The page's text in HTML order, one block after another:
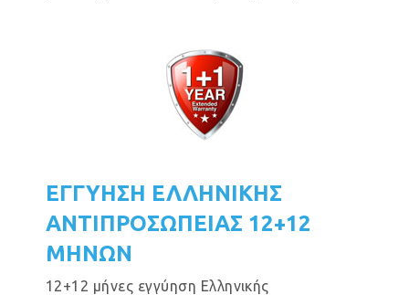
ΕΓΓΥΗΣΗ ΕΛΛΗΝΙΚΗΣ
ΑΝΤΙΠΡΟΣΩΠΕΙΑΣ 12+12
ΜΗΝΩΝ
12+12 μήνες εγγύηση Ελληνικής